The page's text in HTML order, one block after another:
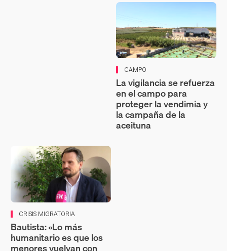
CAMPO
La vigilancia se refuerza
en el campo para
proteger la vendimia y
la campaña de la
aceituna
CRISIS MIGRATORIA
Bautista: «Lo más
humanitario es que los
menores vuelvan con